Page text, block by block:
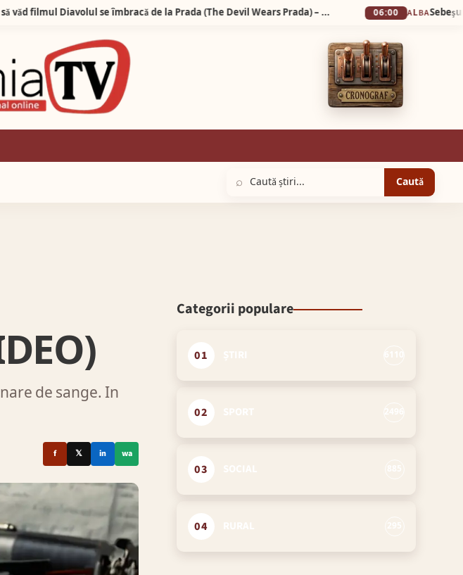
Am fost să văd filmul Diavolul se îmbracă de la Prada (The Devil Wears Prada) – partea a doua. ALBASebeșul,
⌕ Caută
de sange. In
f 𝕏 in wa
Categorii populare
01
02
03
04